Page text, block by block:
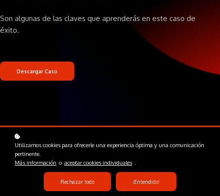
Son algunas de las claves que aprenderás en este caso de
éxito.
Descargar Caso
Utilizamos cookies para ofrecerle una experiencia óptima y una comunicación
pertinente.
Más información o aceptar cookies individuales .
Rechazar todo ¡Entendido!